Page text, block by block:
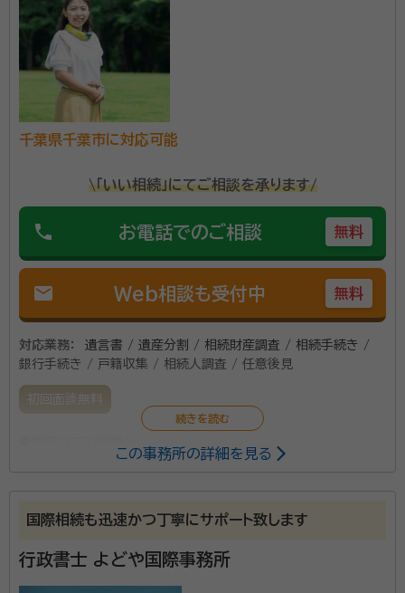
今回、相続する不動産は北海道釧路市ですが、ほとんどの行政書類の手
続き、取寄せを代行していただき、大変助かりました。
契約後の感想
実績、経験豊富な先生でいらして事務所も自宅からも近く、安心してお任
せしています。ありがとうございます。
相続・遺言・財産承継の実務経験は10年以上あります。
る各法律などの勉強や研究を積んでおり、そのうえで実
務経験を積んでいるので、難易度の高い事案にも対応し
ております。相続・遺言や財産承継などでお困りの方は、
ぜひご相談ください。
千葉県千葉市に対応可能
\「いい相続」にてご相談を承ります/
phone お電話でのご相談 無料
mail Web相談も受付中 無料
対応業務：
遺言書 / 遺産分割 / 相続財産調査 / 相続手続き /
銀行手続き / 戸籍収集 / 相続人調査 / 任意後見
初回面談無料
こちらの話をよく聞いて状況を理解してくださった上、依頼したい部分の
対して、生前からの準備等を含めて一般の人々にも広く知ってほしいと
いう情熱があり、こちらの考えと重なる部分が多くて安心できた。
この事務所の詳細を見る
国際相続も迅速かつ丁寧にサポート致します
行政書士 よどや国際事務所